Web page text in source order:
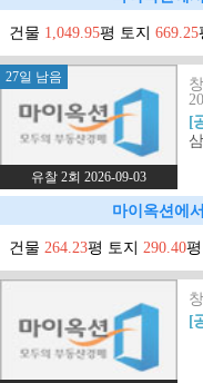
건물 1,049.95평 토지 669.25
27일 남음
유찰 2회 2026-09-03
[
마이옥션에
건물 264.23평 토지 290.40평
[